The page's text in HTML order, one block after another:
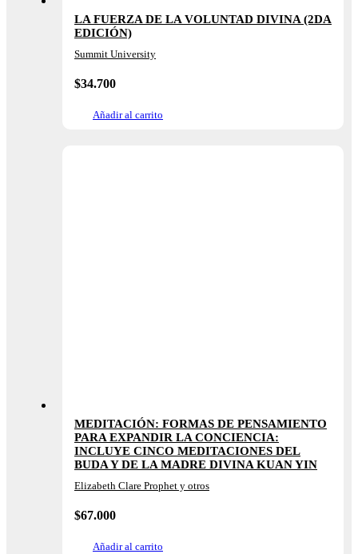
LA FUERZA DE LA VOLUNTAD DIVINA (2DA
EDICIÓN)
Summit University
$34.700
Añadir al carrito
MEDITACIÓN: FORMAS DE PENSAMIENTO
PARA EXPANDIR LA CONCIENCIA:
INCLUYE CINCO MEDITACIONES DEL
BUDA Y DE LA MADRE DIVINA KUAN YIN
Elizabeth Clare Prophet y otros
$67.000
Añadir al carrito